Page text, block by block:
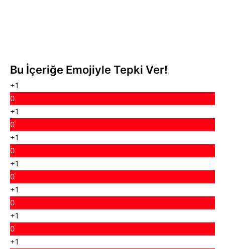
Bu İçeriğe Emojiyle Tepki Ver!
+1
0
+1
0
+1
0
+1
0
+1
0
+1
0
+1